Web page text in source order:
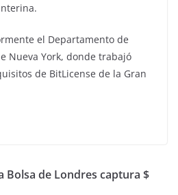
el Departamento de
Nueva York, donde trabajó
de BitLicense de la Gran
Bolsa de Londres captura $